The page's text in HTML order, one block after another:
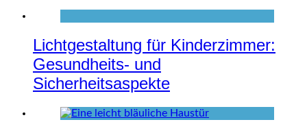
Lichtgestaltung für Kinderzimmer:
Gesundheits- und
Sicherheitsaspekte